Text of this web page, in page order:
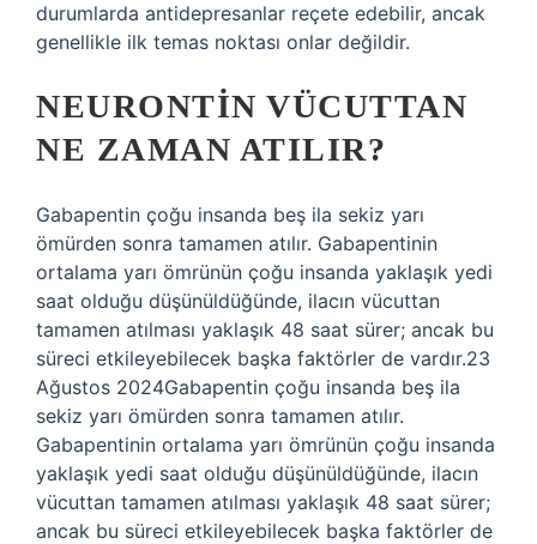
durumlarda antidepresanlar reçete edebilir, ancak
genellikle ilk temas noktası onlar değildir.
NEURONTIN VÜCUTTAN
NE ZAMAN ATILIR?
Gabapentin çoğu insanda beş ila sekiz yarı
ömürden sonra tamamen atılır. Gabapentinin
ortalama yarı ömrünün çoğu insanda yaklaşık yedi
saat olduğu düşünüldüğünde, ilacın vücuttan
tamamen atılması yaklaşık 48 saat sürer; ancak bu
süreci etkileyebilecek başka faktörler de vardır.23
Ağustos 2024Gabapentin çoğu insanda beş ila
sekiz yarı ömürden sonra tamamen atılır.
Gabapentinin ortalama yarı ömrünün çoğu insanda
yaklaşık yedi saat olduğu düşünüldüğünde, ilacın
vücuttan tamamen atılması yaklaşık 48 saat sürer;
ancak bu süreci etkileyebilecek başka faktörler de